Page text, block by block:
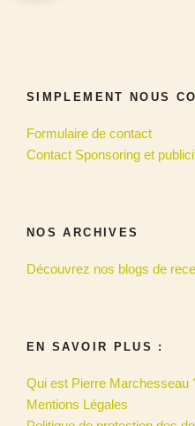
SIMPLEMENT NOUS
Formulaire de contact
Contact Sponsoring et
NOS ARCHIVES
Découvrez nos blogs de
EN SAVOIR PLUS :
Qui est Pierre Marchesseau
Mentions Légales